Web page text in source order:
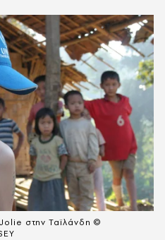
στην Ταϊλάνδη ©